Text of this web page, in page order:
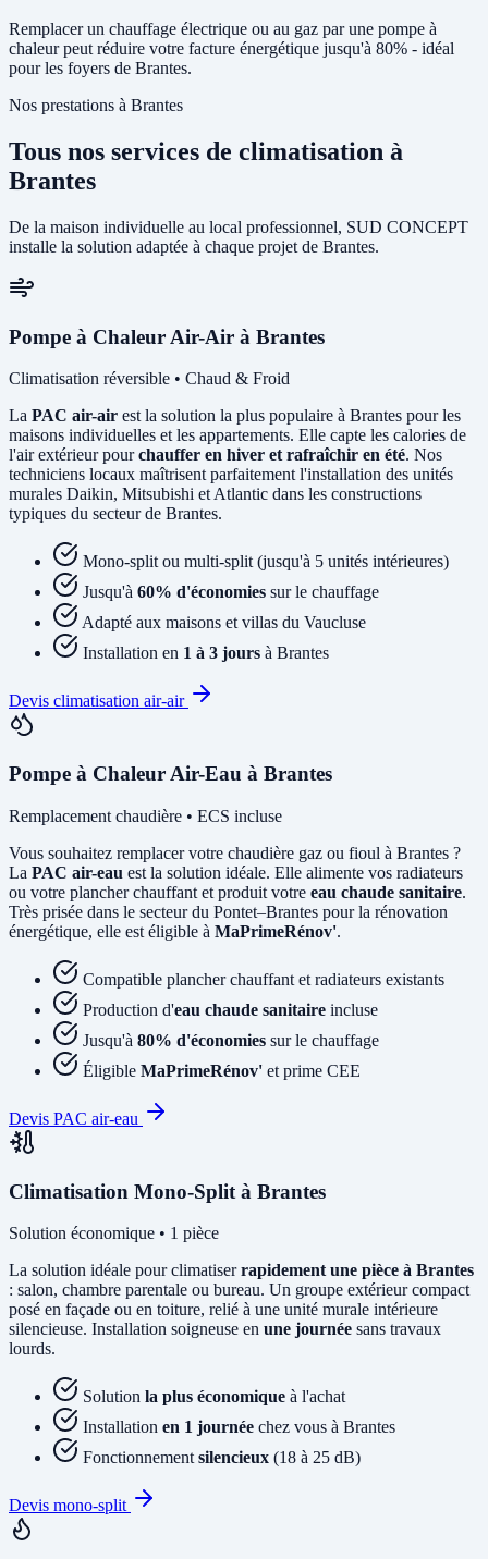
Remplacer un chauffage électrique ou au gaz par une pompe à
chaleur peut réduire votre facture énergétique jusqu'à 80% - idéal
pour les foyers de Brantes.
Nos prestations à Brantes
Tous nos services de climatisation à
Brantes
De la maison individuelle au local professionnel, SUD CONCEPT
installe la solution adaptée à chaque projet de Brantes.
Pompe à Chaleur Air-Air à Brantes
Climatisation réversible • Chaud & Froid
La PAC air-air est la solution la plus populaire à Brantes pour les
maisons individuelles et les appartements. Elle capte les calories de
l'air extérieur pourchauffer en hiver et rafraîchir en été. Nos
techniciens locaux maîtrisent parfaitement l'installation des unités
murales Daikin, Mitsubishi et Atlantic dans les constructions
typiques du secteur de Brantes.
Mono-split ou multi-split (jusqu'à 5 unités intérieures)
Jusqu'à 60% d'économies sur le chauffage
Adapté aux maisons et villas du Vaucluse
Installation en 1 à 3 jours à Brantes
Devis climatisation air-air
Pompe à Chaleur Air-Eau à Brantes
Remplacement chaudière • ECS incluse
Vous souhaitez remplacer votre chaudière gaz ou fioul à Brantes ?
La PAC air-eau est la solution idéale. Elle alimente vos radiateurs
ou votre plancher chauffant et produit votre eau chaude sanitaire.
Très prisée dans le secteur du Pontet–Brantes pour la rénovation
énergétique, elle est éligible à MaPrimeRénov'.
Compatible plancher chauffant et radiateurs existants
Production d'eau chaude sanitaire incluse
Jusqu'à 80% d'économies sur le chauffage
Éligible MaPrimeRénov' et prime CEE
Devis PAC air-eau
Climatisation Mono-Split à Brantes
Solution économique • 1 pièce
La solution idéale pour climatiserrapidement une pièce à Brantes
: salon, chambre parentale ou bureau. Un groupe extérieur compact
posé en façade ou en toiture, relié à une unité murale intérieure
silencieuse. Installation soigneuse en une journée sans travaux
lourds.
Solution la plus économique à l'achat
Installation en 1 journée chez vous à Brantes
Fonctionnement silencieux (18 à 25 dB)
Devis mono-split